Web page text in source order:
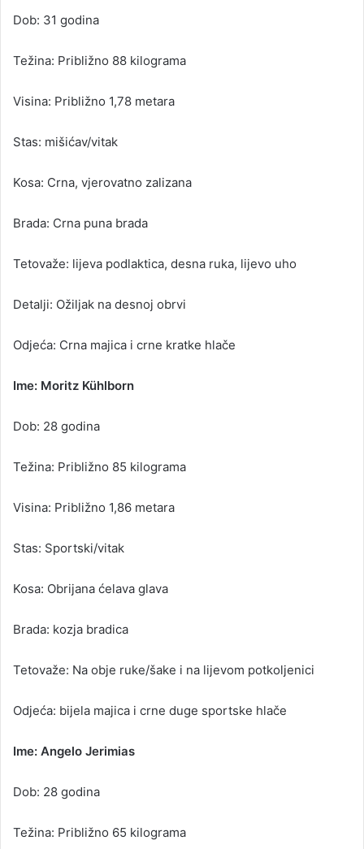
Dob: 31 godina
Težina: Približno 88 kilograma
Visina: Približno 1,78 metara
Stas: mišićav/vitak
Kosa: Crna, vjerovatno zalizana
Brada: Crna puna brada
Tetovaže: lijeva podlaktica, desna ruka, lijevo uho
Detalji: Ožiljak na desnoj obrvi
Odjeća: Crna majica i crne kratke hlače
Ime: Moritz Kühlborn
Dob: 28 godina
Težina: Približno 85 kilograma
Visina: Približno 1,86 metara
Stas: Sportski/vitak
Kosa: Obrijana ćelava glava
Brada: kozja bradica
Tetovaže: Na obje ruke/šake i na lijevom potkoljenici
Odjeća: bijela majica i crne duge sportske hlače
Ime: Angelo Jerimias
Dob: 28 godina
Težina: Približno 65 kilograma